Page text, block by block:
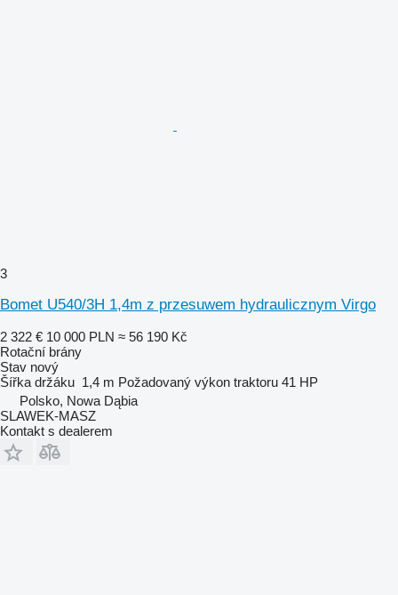
3
Bomet U540/3H 1,4m z przesuwem hydraulicznym Virgo
2 322 € 10 000 PLN ≈ 56 190 Kč
Rotační brány
Stav nový
Šířka držáku 1,4 m Požadovaný výkon traktoru 41 HP
Polsko, Nowa Dąbia
SLAWEK-MASZ
Kontakt s dealerem